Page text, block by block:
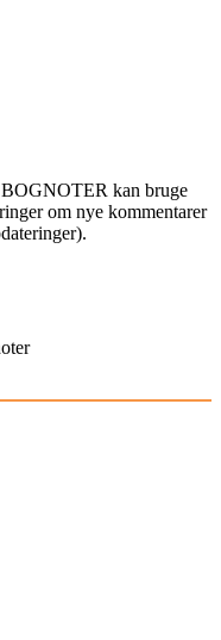
kan bruge
om nye kommentarer